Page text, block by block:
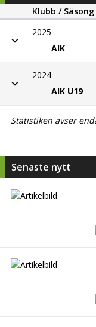
Klubb / Säsong
2025
AIK
2024
AIK U19
Statistiken avser
Senaste nytt